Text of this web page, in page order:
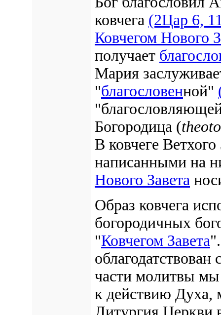
ковчега (2Цар 6,
Ковчегом Нового
получает
Мария
"благословенной"
Богородица (
В ковчеге
написанными на
Нового Завета
Образ ковчега
богородичных
"Ковчегом Завета
части молитвы
к действию Духа,